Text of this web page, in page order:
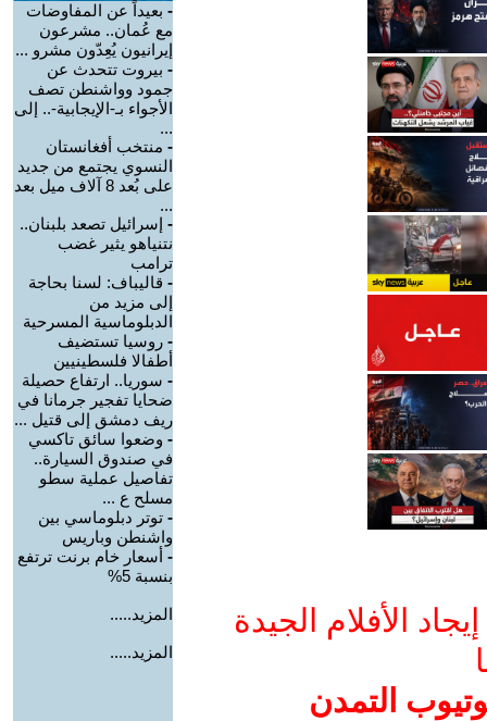
الأفلام الجيدة
التمدن
- بعيداً عن المفاوضات
مع عُمان.. مشرعون
إيرانيون يُعِدّون مشرو ...
- بيروت تتحدث عن
جمود وواشنطن تصف
الأجواء بـ-الإيجابية-.. إلى
...
- منتخب أفغانستان
النسوي يجتمع من جديد
على بُعد 8 آلاف ميل بعد
...
- إسرائيل تصعد بلبنان..
نتنياهو يثير غضب
ترامب
- قاليباف: لسنا بحاجة
إلى مزيد من
الدبلوماسية المسرحية
- روسيا تستضيف
أطفالا فلسطينيين
- سوريا.. ارتفاع حصيلة
ضحايا تفجير جرمانا في
ريف دمشق إلى قتيل ...
- وضعوا سائق تاكسي
في صندوق السيارة..
تفاصيل عملية سطو
مسلح ع ...
- توتر دبلوماسي بين
واشنطن وباريس
- أسعار خام برنت ترتفع
بنسبة 5%
المزيد.....
المزيد.....